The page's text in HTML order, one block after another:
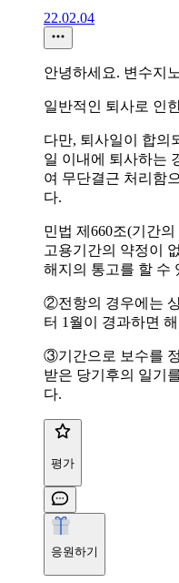
22.02.04
안녕하세요. 변수지
일반적인 퇴사로 인
다만, 퇴사일이 합의
일 이내에 퇴사하는
여 무단결근 처리함
다.
민법 제660조(기간
고용기간의 약정이
해지의 통고를 할 수
②전항의 경우에는
터 1월이 경과하면
③기간으로 보수를
받은 당기후의 일기
다.
평가
응원하기